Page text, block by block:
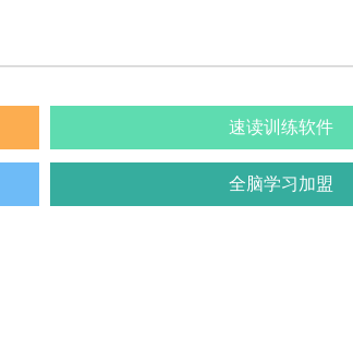
速读训练软件
全脑学习加盟